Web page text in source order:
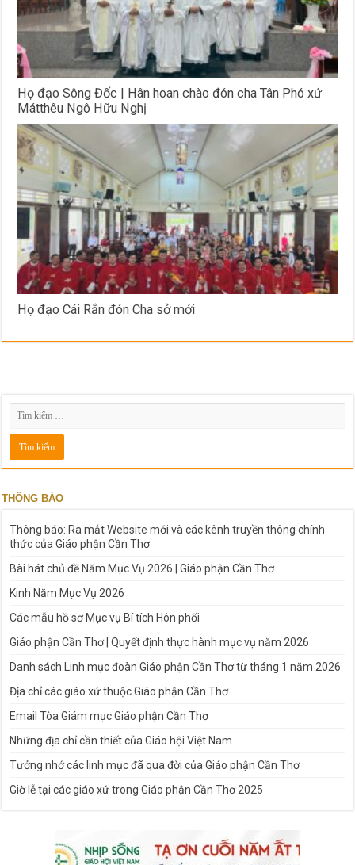
Họ đạo Sông Đốc | Hân hoan chào đón cha Tân Phó xứ
Mátthêu Ngô Hữu Nghị
Họ đạo Cái Rắn đón Cha sở mới
THÔNG BÁO
Thông báo: Ra mắt Website mới và các kênh truyền thông chính
thức của Giáo phận Cần Thơ
Bài hát chủ đề Năm Mục Vụ 2026 | Giáo phận Cần Thơ
Kinh Năm Mục Vụ 2026
Các mẫu hồ sơ Mục vụ Bí tích Hôn phối
Giáo phận Cần Thơ | Quyết định thực hành mục vụ năm 2026
Danh sách Linh mục đoàn Giáo phận Cần Thơ từ tháng 1 năm 2026
Địa chỉ các giáo xứ thuộc Giáo phận Cần Thơ
Email Tòa Giám mục Giáo phận Cần Thơ
Những địa chỉ cần thiết của Giáo hội Việt Nam
Tưởng nhớ các linh mục đã qua đời của Giáo phận Cần Thơ
Giờ lễ tại các giáo xứ trong Giáo phận Cần Thơ 2025